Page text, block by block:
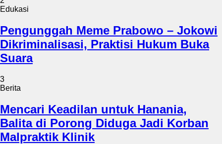
Edukasi
Pengunggah Meme Prabowo – Jokowi
Dikriminalisasi, Praktisi Hukum Buka
Suara
3
Berita
Mencari Keadilan untuk Hanania,
Balita di Porong Diduga Jadi Korban
Malpraktik Klinik